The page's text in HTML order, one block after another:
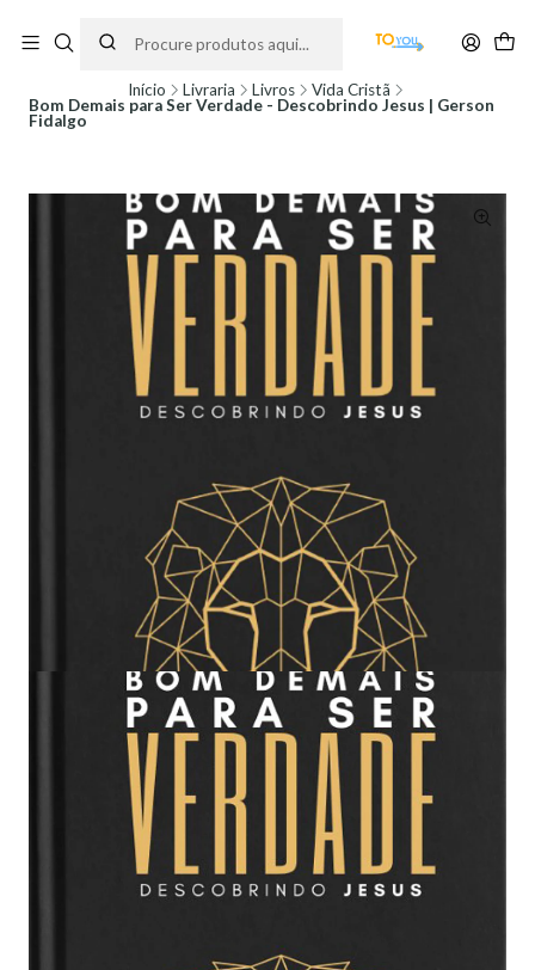
partir do dia 11 de Agosto, às 10H.
Início Livraria Livros
Vida Cristã
Bom Demais para Ser Verdade - Descobrindo Jesus | Gerson
Fidalgo